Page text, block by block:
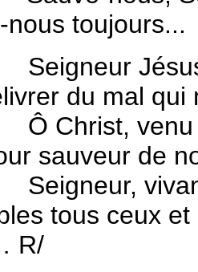
nous toujours...
Jésus,
du mal
venu
sauveur de
vivant
tous ceux
R/